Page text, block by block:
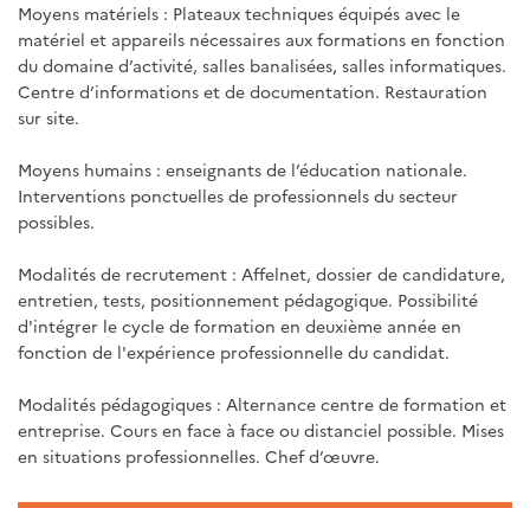
Moyens matériels : Plateaux techniques équipés avec le
matériel et appareils nécessaires aux formations en fonction
du domaine d’activité, salles banalisées, salles informatiques.
Centre d’informations et de documentation. Restauration
sur site.
Moyens humains : enseignants de l’éducation nationale.
Interventions ponctuelles de professionnels du secteur
possibles.
Modalités de recrutement : Affelnet, dossier de candidature,
entretien, tests, positionnement pédagogique. Possibilité
d'intégrer le cycle de formation en deuxième année en
fonction de l'expérience professionnelle du candidat.
Modalités pédagogiques : Alternance centre de formation et
entreprise. Cours en face à face ou distanciel possible. Mises
en situations professionnelles. Chef d’œuvre.